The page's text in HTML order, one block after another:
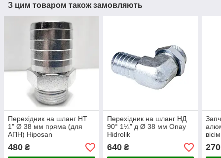
З цим товаром також замовляють
Перехідник на шланг НТ
1" Ø 38 мм пряма (для
АПН) Hiposan
480 ₴
Перехідник на шланг НД
90° 1¼” д Ø 38 мм Onay
Hidrolik
640₴ 270